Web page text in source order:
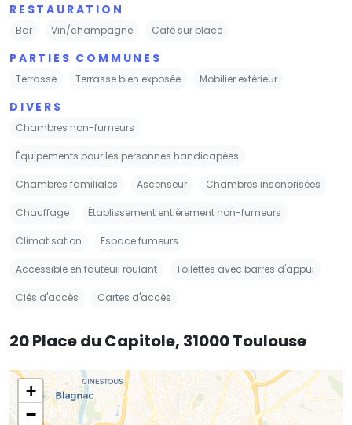
RESTAURATION
Bar Vin/champagne Café sur place
PARTIES COMMUNES
Terrasse Terrasse bien exposée Mobilier extérieur
DIVERS
Chambres non-fumeurs
Équipements pour les personnes handicapées
Chambres familiales Ascenseur Chambres insonorisées
Chauffage Établissement entièrement non-fumeurs
Climatisation Espace fumeurs
Accessible en fauteuil roulant Toilettes avec barres d'appui
Clés d'accès Cartes d'accès
20 Place du Capitole, 31000 Toulouse
+
−